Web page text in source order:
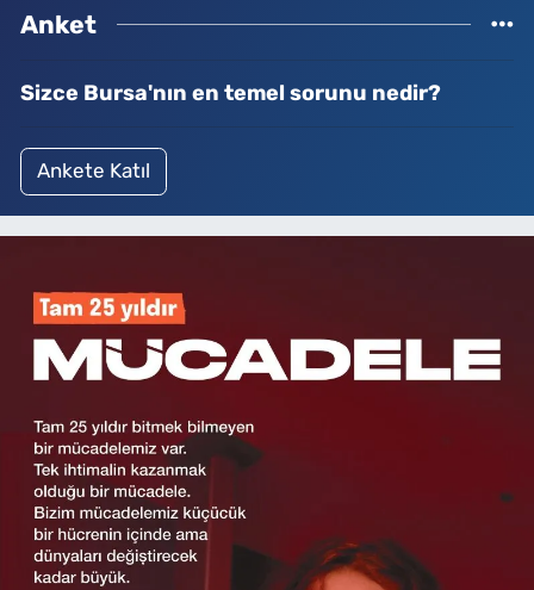
Anket
Sizce Bursa'nın en temel sorunu nedir?
Ankete Katıl